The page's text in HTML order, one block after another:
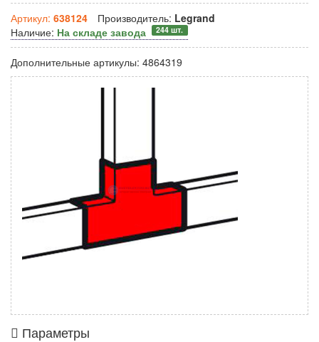
Артикул: 638124 Производитель: Legrand
Наличие: На складе завода 244 шт.
Дополнительные артикулы: 4864319
Параметры